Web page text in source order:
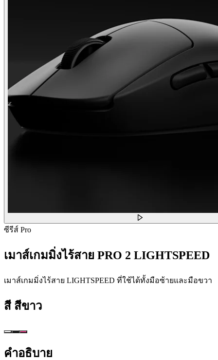
ซีรีส์ Pro
เมาส์เกมมิ่งไร้สาย PRO 2 LIGHTSPEED
เมาส์เกมมิ่งไร้สาย LIGHTSPEED ที่ใช้ได้ทั้งมือซ้ายและมือขวา
สี สีขาว
คำอธิบาย